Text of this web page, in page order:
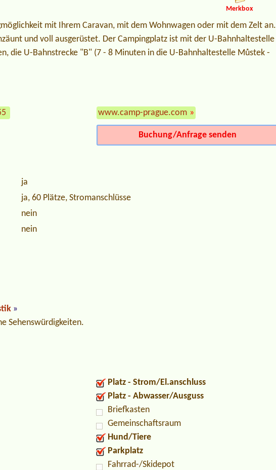
Merkbox
mit Ihrem Caravan, mit dem Wohnwagen oder mit dem Zelt an.
und voll ausgerüstet. Der Campingplatz ist mit der U-Bahnhaltestelle
die U-Bahnstrecke "B" (7 - 8 Minuten in die U-Bahnhaltestelle Můstek -
www.camp-prague.com »
Buchung/Anfrage senden
ja
ja, 60 Plätze, Stromanschlüsse
nein
nein
»
Sehenswürdigkeiten.
Platz - Strom/El.anschluss
Platz - Abwasser/Ausguss
Briefkasten
Gemeinschaftsraum
Hund/Tiere
Parkplatz
Fahrrad-/Skidepot